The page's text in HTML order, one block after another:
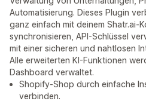
Automatisierung. Dieses Plugin
ganz einfach mit deinem Shatr.ai-
synchronisieren, API-Schlüssel
mit einer sicheren und nahtlosen
Alle erweiterten KI-Funktionen
Dashboard verwaltet.
Shopify-Shop durch einfache
verbinden.